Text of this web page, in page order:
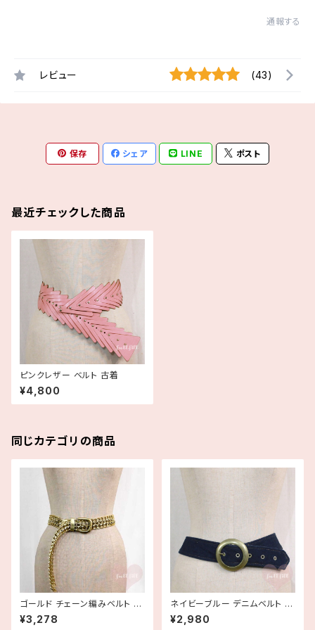
通報する
レビュー (43)
保存 シェア LINE ポスト
最近チェックした商品
ピンクレザー ベルト 古着
¥4,800
同じカテゴリの商品
ゴールド チェーン編みベルト 古
着
¥3,278
ネイビーブルー デニムベルト 古
着
¥2,980